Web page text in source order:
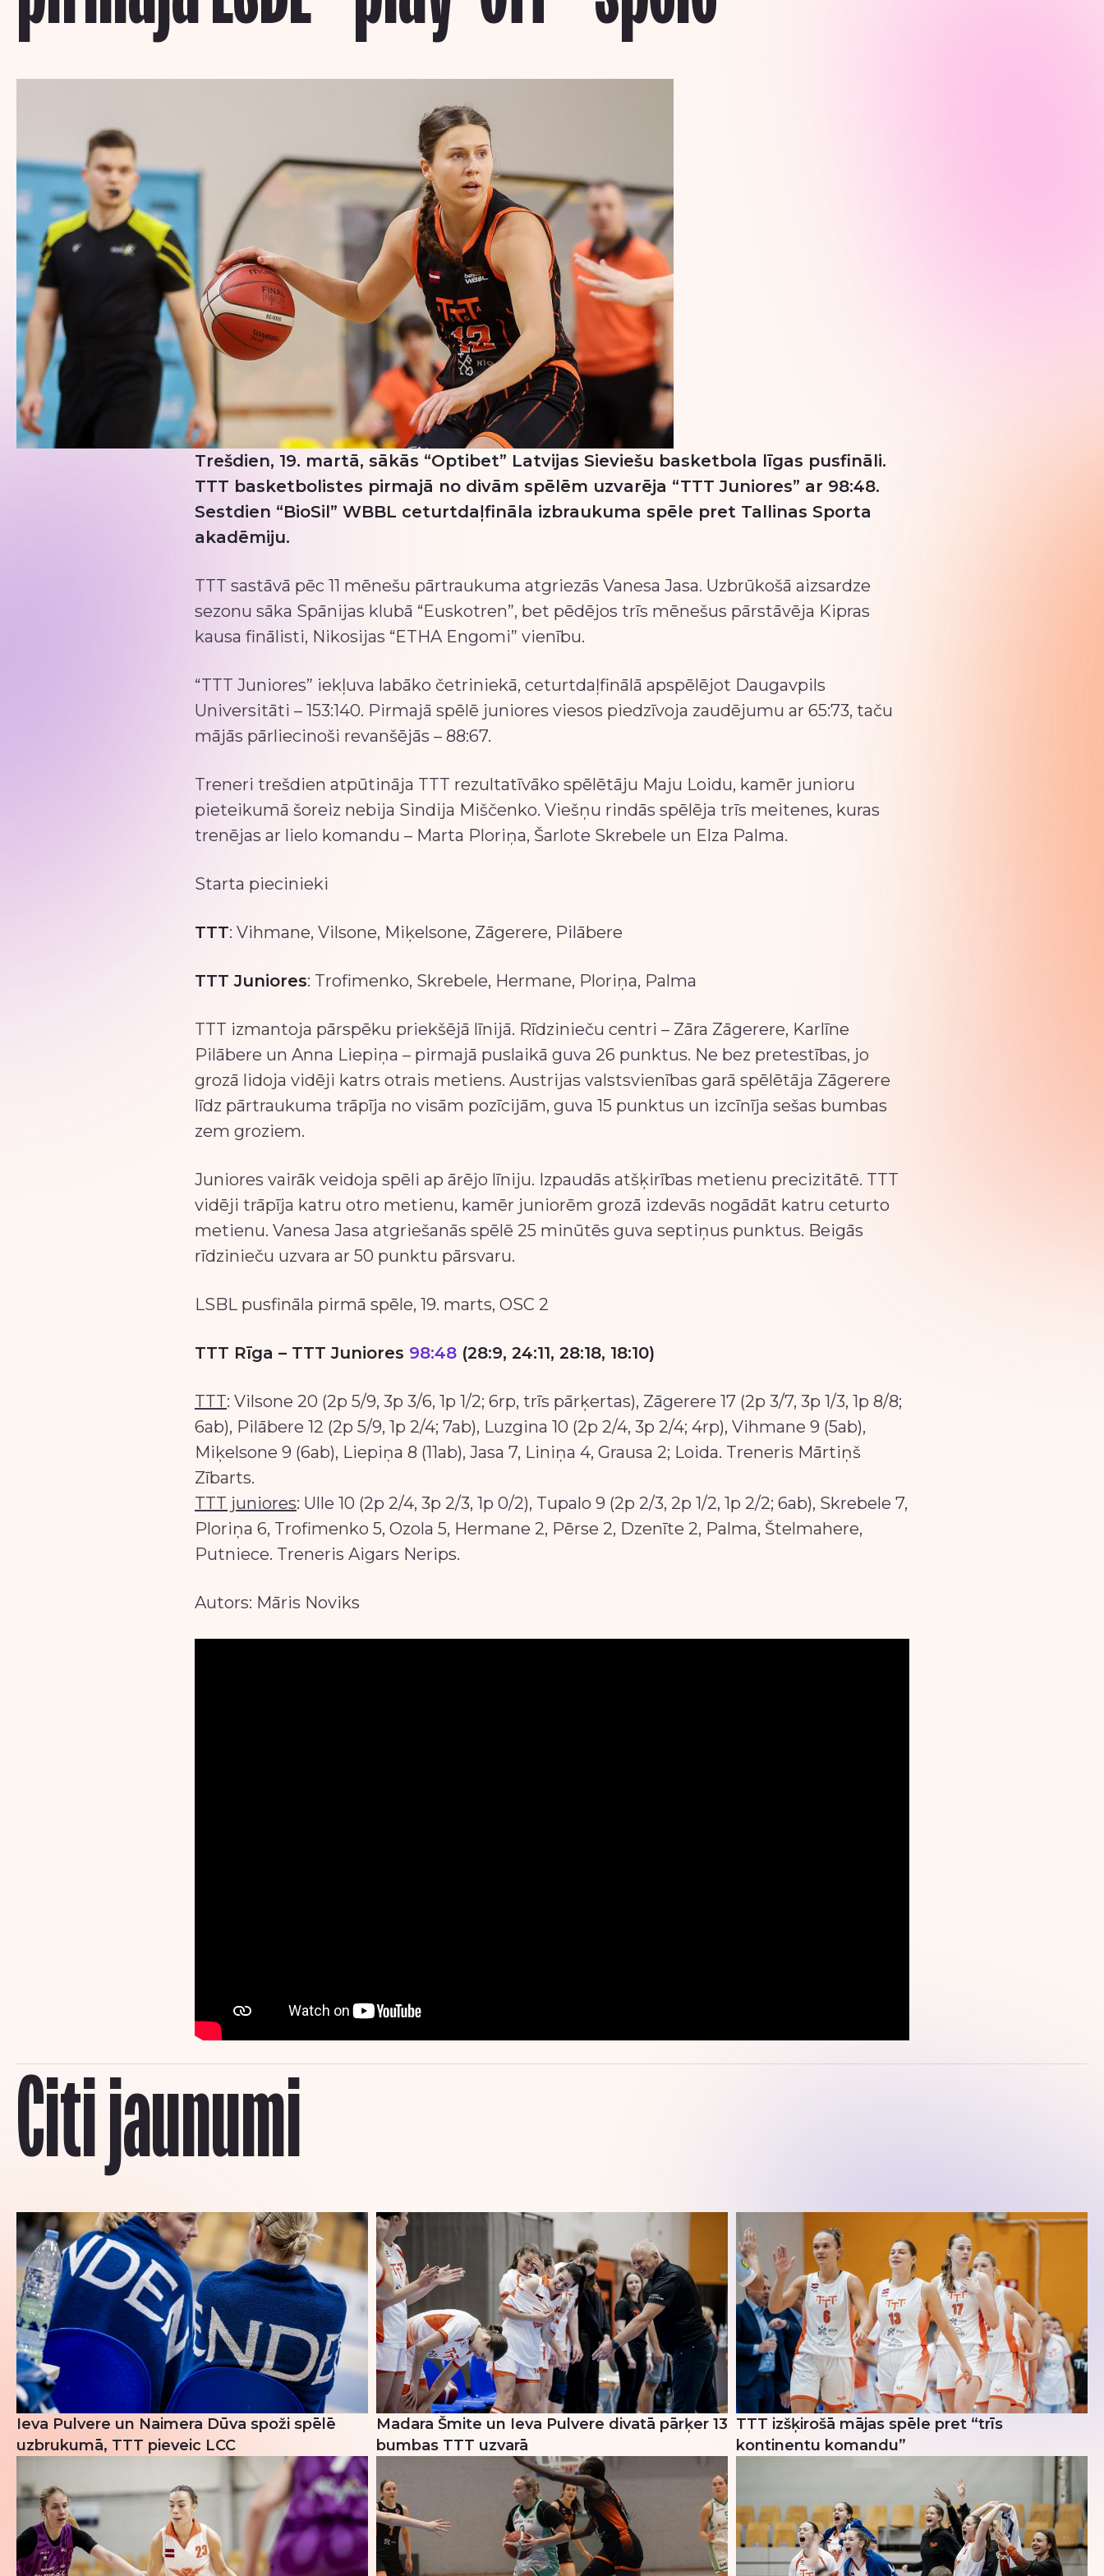
Trešdien, 19. martā, sākās “Optibet” Latvijas Sieviešu basketbola līgas pusfināli.
TTT basketbolistes pirmajā no divām spēlēm uzvarēja “TTT Juniores” ar 98:48.
Sestdien “BioSil” WBBL ceturtdaļfināla izbraukuma spēle pret Tallinas Sporta
akadēmiju.
TTT sastāvā pēc 11 mēnešu pārtraukuma atgriezās Vanesa Jasa. Uzbrūkošā aizsardze
sezonu sāka Spānijas klubā “Euskotren”, bet pēdējos trīs mēnešus pārstāvēja Kipras
kausa finālisti, Nikosijas “ETHA Engomi” vienību.
“TTT Juniores” iekļuva labāko četriniekā, ceturtdaļfinālā apspēlējot Daugavpils
Universitāti – 153:140. Pirmajā spēlē juniores viesos piedzīvoja zaudējumu ar 65:73, taču
mājās pārliecinoši revanšējās – 88:67.
Treneri trešdien atpūtināja TTT rezultatīvāko spēlētāju Maju Loidu, kamēr junioru
pieteikumā šoreiz nebija Sindija Miščenko. Viešņu rindās spēlēja trīs meitenes, kuras
trenējas ar lielo komandu – Marta Ploriņa, Šarlote Skrebele un Elza Palma.
Starta piecinieki
TTT: Vihmane, Vilsone, Miķelsone, Zāgerere, Pilābere
TTT Juniores: Trofimenko, Skrebele, Hermane, Ploriņa, Palma
TTT izmantoja pārspēku priekšējā līnijā. Rīdzinieču centri – Zāra Zāgerere, Karlīne
Pilābere un Anna Liepiņa – pirmajā puslaikā guva 26 punktus. Ne bez pretestības, jo
grozā lidoja vidēji katrs otrais metiens. Austrijas valstsvienības garā spēlētāja Zāgerere
līdz pārtraukuma trāpīja no visām pozīcijām, guva 15 punktus un izcīnīja sešas bumbas
zem groziem.
Juniores vairāk veidoja spēli ap ārējo līniju. Izpaudās atšķirības metienu precizitātē. TTT
vidēji trāpīja katru otro metienu, kamēr juniorēm grozā izdevās nogādāt katru ceturto
metienu. Vanesa Jasa atgriešanās spēlē 25 minūtēs guva septiņus punktus. Beigās
rīdzinieču uzvara ar 50 punktu pārsvaru.
LSBL pusfināla pirmā spēle, 19. marts, OSC 2
TTT Rīga – TTT Juniores 98:48 (28:9, 24:11, 28:18, 18:10)
TTT: Vilsone 20 (2p 5/9, 3p 3/6, 1p 1/2; 6rp, trīs pārķertas), Zāgerere 17 (2p 3/7, 3p 1/3, 1p 8/8;
6ab), Pilābere 12 (2p 5/9, 1p 2/4; 7ab), Luzgina 10 (2p 2/4, 3p 2/4; 4rp), Vihmane 9 (5ab),
Miķelsone 9 (6ab), Liepiņa 8 (11ab), Jasa 7, Liniņa 4, Grausa 2; Loida. Treneris Mārtiņš
Zībarts.
TTT juniores: Ulle 10 (2p 2/4, 3p 2/3, 1p 0/2), Tupalo 9 (2p 2/3, 2p 1/2, 1p 2/2; 6ab), Skrebele 7,
Ploriņa 6, Trofimenko 5, Ozola 5, Hermane 2, Pērse 2, Dzenīte 2, Palma, Štelmahere,
Putniece. Treneris Aigars Nerips.
Autors: Māris Noviks
Citi jaunumi
Ieva Pulvere un Naimera Dūva spoži spēlē
uzbrukumā, TTT pieveic LCC
Madara Šmite un Ieva Pulvere divatā pārķer 13
bumbas TTT uzvarā
TTT izšķirošā mājas spēle pret “trīs
kontinentu komandu”